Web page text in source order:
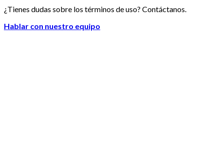
¿Tienes dudas sobre los términos de uso? Contáctanos.
Hablar con nuestro equipo